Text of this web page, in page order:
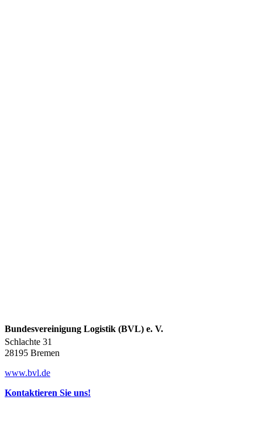
Bundesvereinigung Logistik (BVL) e. V.
Schlachte 31
28195 Bremen
www.bvl.de
Kontaktieren Sie uns!